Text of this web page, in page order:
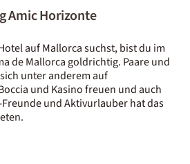
Amic Horizonte
auf Mallorca suchst, bist du im
de Mallorca goldrichtig. Paare und
unter anderem auf
und Kasino freuen und auch
und Aktivurlauber hat das